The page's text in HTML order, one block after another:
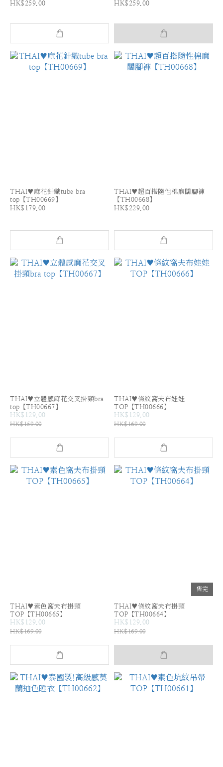
HK$259.00 HK$259.00
THAI♥麻花針織tube bra
top【TH00669】
HK$179.00
THAI♥超百搭隨性棉麻闊腳褲
【TH00668】
HK$229.00
THAI♥立體感麻花交叉掛頸bra
top【TH00667】
HK$129.00
HK$159.00
THAI♥條紋窩夫布娃娃
TOP【TH00666】
HK$129.00
HK$169.00
THAI♥素色窩夫布掛頸
TOP【TH00665】
HK$129.00
HK$169.00
售完
THAI♥條紋窩夫布掛頸
TOP【TH00664】
HK$129.00
HK$169.00